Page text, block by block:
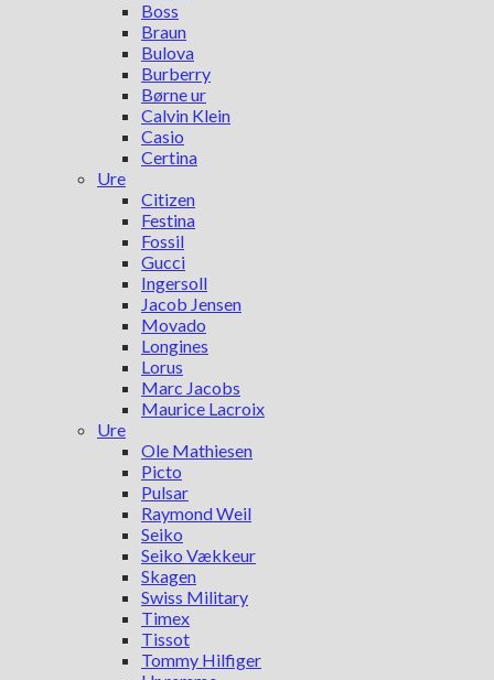
Boss
Braun
Bulova
Burberry
Børne ur
Calvin Klein
Casio
Certina
Ure
Citizen
Festina
Fossil
Gucci
Ingersoll
Jacob Jensen
Movado
Longines
Lorus
Marc Jacobs
Maurice Lacroix
Ure
Ole Mathiesen
Picto
Pulsar
Raymond Weil
Seiko
Seiko Vækkeur
Skagen
Swiss Military
Timex
Tissot
Tommy Hilfiger